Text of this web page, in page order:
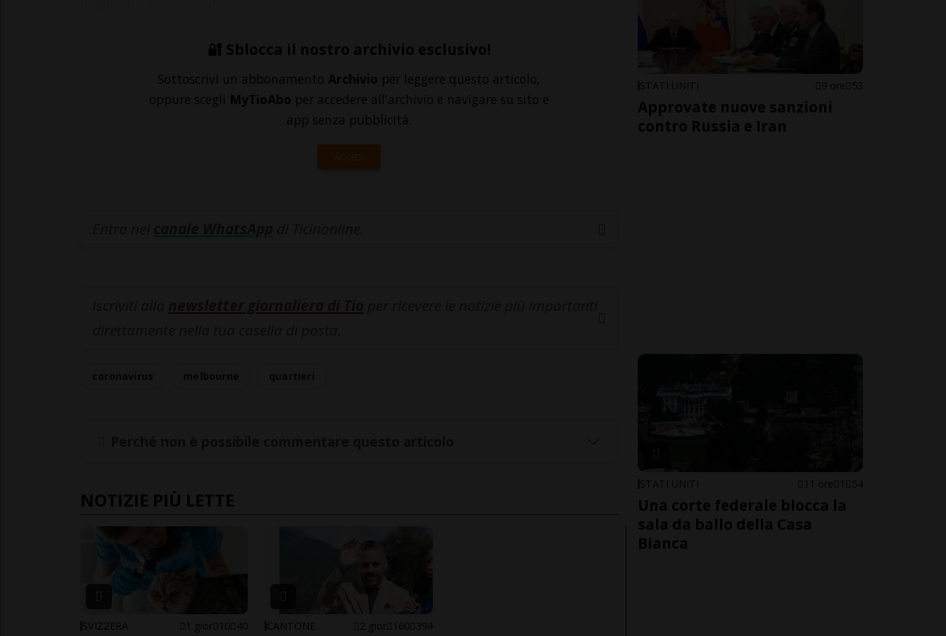
🔐 Sblocca il nostro archivio esclusivo!
Sottoscrivi un abbonamento Archivio per leggere questo articolo,
oppure scegli MyTioAbo per accedere all'archivio e navigare su sito e
app senza pubblicità.
ACCEDI
NOTIZIE PIÙ LETTE
SVIZZERA 1 gior 10 40 CANTONE 2 gior 160 394
STATI UNITI 9 ore 53
Approvate nuove sanzioni
contro Russia e Iran
STATI UNITI 11 ore 1 54
Una corte federale blocca la
sala da ballo della Casa
Bianca